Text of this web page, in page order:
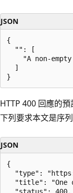
JSON
{
  "": [
"A non-
  ]
HTTP 400 回應的
下列要求本文是序
JSON
{
"type":
"title": "One
  "status": 400,